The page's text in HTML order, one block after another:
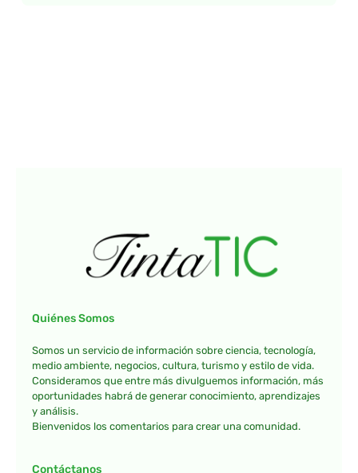
Quiénes Somos
Somos un servicio de información sobre ciencia, tecnología,
medio ambiente, negocios, cultura, turismo y estilo de vida.
Consideramos que entre más divulguemos información, más
oportunidades habrá de generar conocimiento, aprendizajes
y análisis.
Bienvenidos los comentarios para crear una comunidad.
Contáctanos